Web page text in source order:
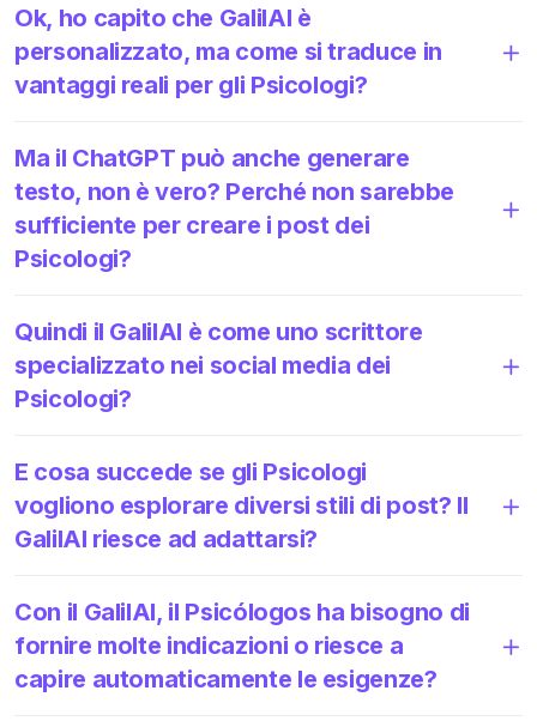
Ok, ho capito che GalilAI è
personalizzato, ma come si traduce in
vantaggi reali per gli Psicologi?
Ma il ChatGPT può anche generare
testo, non è vero? Perché non sarebbe
sufficiente per creare i post dei
Psicologi?
Quindi il GalilAI è come uno scrittore
specializzato nei social media dei
Psicologi?
E cosa succede se gli Psicologi
vogliono esplorare diversi stili di post? Il
GalilAI riesce ad adattarsi?
Con il GalilAI, il Psicólogos ha bisogno di
fornire molte indicazioni o riesce a
capire automaticamente le esigenze?